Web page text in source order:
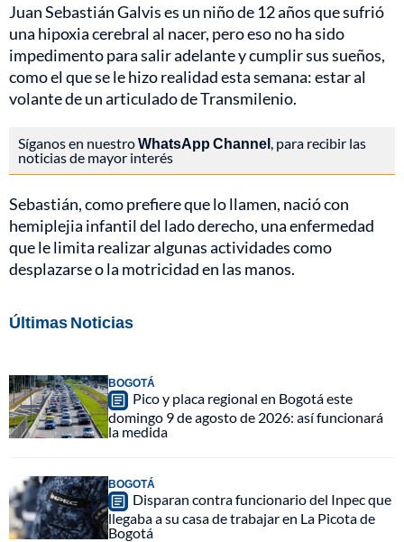
Juan Sebastián Galvis es un niño de 12 años que sufrió
una hipoxia cerebral al nacer, pero eso no ha sido
impedimento para salir adelante y cumplir sus sueños,
como el que se le hizo realidad esta semana: estar al
volante de un articulado de Transmilenio.
Síganos en nuestroWhatsApp Channel , para recibir las
noticias de mayor interés
Sebastián, como prefiere que lo llamen, nació con
hemiplejia infantil del lado derecho, una enfermedad
que le limita realizar algunas actividades como
desplazarse o la motricidad en las manos.
Últimas Noticias
BOGOTÁ
Pico y placa regional en Bogotá este
domingo 9 de agosto de 2026: así funcionará
la medida
BOGOTÁ
Disparan contra funcionario del Inpec que
llegaba a su casa de trabajar en La Picota de
Bogotá